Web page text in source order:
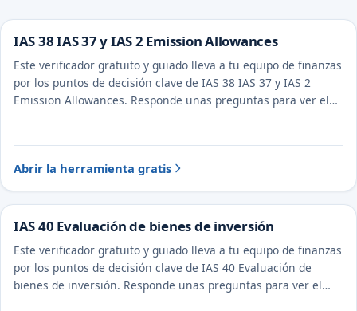
IAS 38 IAS 37 y IAS 2 Emission Allowances
Este verificador gratuito y guiado lleva a tu equipo de finanzas
por los puntos de decisión clave de IAS 38 IAS 37 y IAS 2
Emission Allowances. Responde unas preguntas para ver el
Abrir la herramienta gratis
IAS 40 Evaluación de bienes de inversión
Este verificador gratuito y guiado lleva a tu equipo de finanzas
por los puntos de decisión clave de IAS 40 Evaluación de
bienes de inversión. Responde unas preguntas para ver el